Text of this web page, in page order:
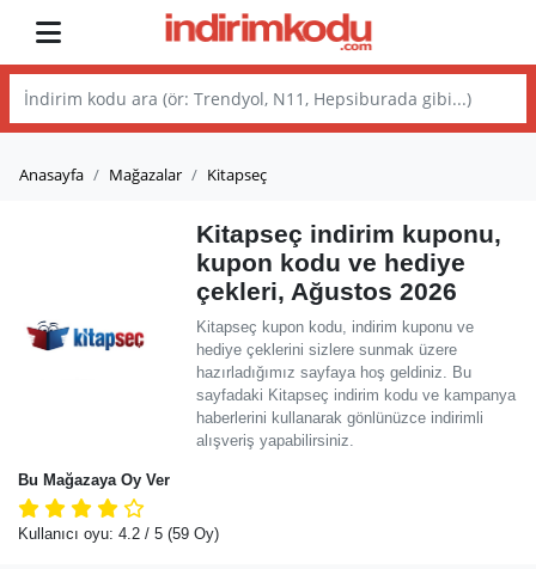
Anasayfa Mağazalar Kitapseç
Bu Mağazaya Oy Ver
Kullanıcı oyu: 4.2 / 5 (59 Oy)
Kitapseç indirim kuponu,
kupon kodu ve hediye
çekleri, Ağustos 2026
Kitapseç kupon kodu, indirim kuponu ve
hediye çeklerini sizlere sunmak üzere
hazırladığımız sayfaya hoş geldiniz. Bu
sayfadaki Kitapseç indirim kodu ve kampanya
haberlerini kullanarak gönlünüzce indirimli
alışveriş yapabilirsiniz.